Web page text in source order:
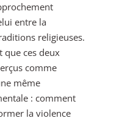
entre la
religieuses.
que ces deux
comme
même
: comment
la violence